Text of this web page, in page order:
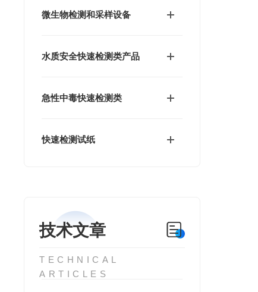
微生物检测和采样设备
水质安全快速检测类产品
急性中毒快速检测类
快速检测试纸
技术文章
TECHNICAL
ARTICLES